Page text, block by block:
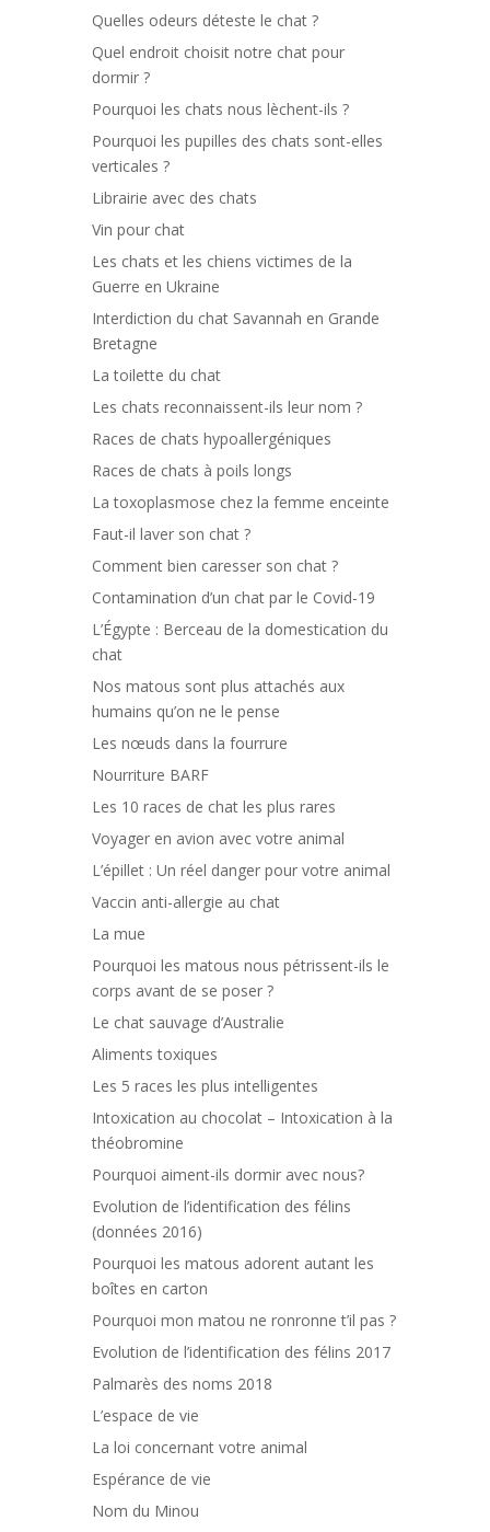
Quelles odeurs déteste le chat ?
Quel endroit choisit notre chat pour
dormir ?
Pourquoi les chats nous lèchent-ils ?
Pourquoi les pupilles des chats sont-elles
verticales ?
Librairie avec des chats
Vin pour chat
Les chats et les chiens victimes de la
Guerre en Ukraine
Interdiction du chat Savannah en Grande
Bretagne
La toilette du chat
Les chats reconnaissent-ils leur nom ?
Races de chats hypoallergéniques
Races de chats à poils longs
La toxoplasmose chez la femme enceinte
Faut-il laver son chat ?
Comment bien caresser son chat ?
Contamination d’un chat par le Covid-19
L’Égypte : Berceau de la domestication du
chat
Nos matous sont plus attachés aux
humains qu’on ne le pense
Les nœuds dans la fourrure
Nourriture BARF
Les 10 races de chat les plus rares
Voyager en avion avec votre animal
L’épillet : Un réel danger pour votre animal
Vaccin anti-allergie au chat
La mue
Pourquoi les matous nous pétrissent-ils le
corps avant de se poser ?
Le chat sauvage d’Australie
Aliments toxiques
Les 5 races les plus intelligentes
Intoxication au chocolat – Intoxication à la
théobromine
Pourquoi aiment-ils dormir avec nous?
Evolution de l’identification des félins
(données 2016)
Pourquoi les matous adorent autant les
boîtes en carton
Pourquoi mon matou ne ronronne t’il pas ?
Evolution de l’identification des félins 2017
Palmarès des noms 2018
L’espace de vie
La loi concernant votre animal
Espérance de vie
Nom du Minou